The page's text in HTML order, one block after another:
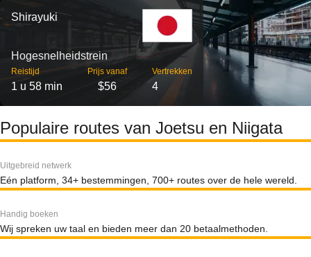
Shirayuki
Hogesnelheidstrein
Reistijd
1 u 58 min
Prijs vanaf
$56
Vertrekken
4
Populaire routes van Joetsu en Niigata
Uitgebreid netwerk
Eén platform, 34+ bestemmingen, 700+ routes over de hele wereld.
Handig boeken
Wij spreken uw taal en bieden meer dan 20 betaalmethoden.